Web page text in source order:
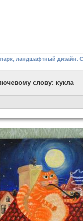
ландшафтный дизайн.
ландшафтный дизайн.
слову: кукла